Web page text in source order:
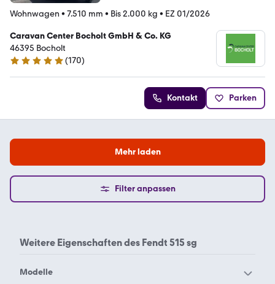
Wohnwagen • 7.510 mm • Bis 2.000 kg • EZ 01/2026
Caravan Center Bocholt GmbH & Co. KG
46395 Bocholt
4.8 Sterne
(170)
Kontakt Parken
Mehr laden
Filter anpassen
Weitere Eigenschaften des Fendt 515 sg
Modelle